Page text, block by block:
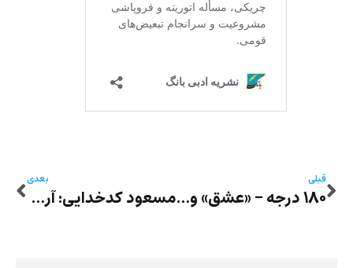
قبلی
۱۸۰ درجه – «عشق» و «مرگ» در دو داستان از امیر محمدی
بعدی
مسعود کدخدایی: آرزوی شیرین